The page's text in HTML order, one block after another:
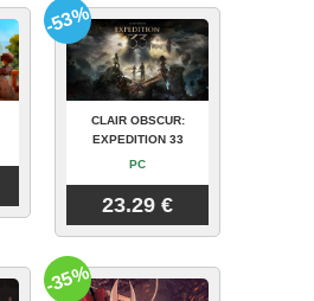
CLAIR OBSCUR:
EXPEDITION 33
PC
23.29 €
-53%
-35%